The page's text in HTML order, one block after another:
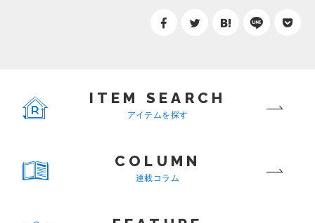
ITEM SEARCH
アイテムを探す
COLUMN
連載コラム